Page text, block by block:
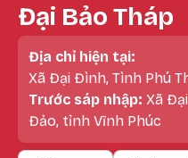
Đại Bảo Tháp
Địa chỉ hiện tại:
Xã Đại Đình, Tình Phú
Trước sáp nhập: Xã
Đảo, tỉnh Vĩnh Phúc